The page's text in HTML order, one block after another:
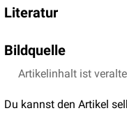
cartilaginis arytaenoideae
cricoarytaenoideus
vocalis
das Stimmband
gelenkig mit dem
Literatur
Bildquelle
Bildquelle Podcast:
Artikelinhalt ist
Du kannst den Artikel